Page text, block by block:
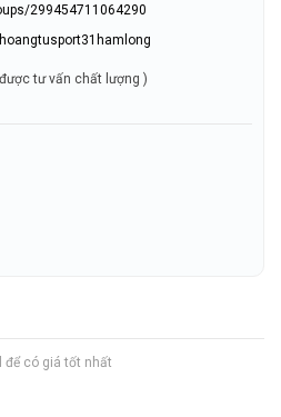
299454711064290
tư vấn chất lượng )
để có giá tốt nhất